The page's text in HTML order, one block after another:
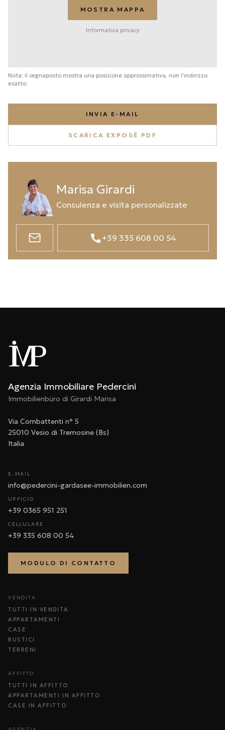
MOSTRA MAPPA
Informativa privacy
Nota: il segnaposto mostra una posizione approssimativa, non l'indirizzo
esatto.
INVIA E-MAIL
SCARICA EXPOSÉ PDF
Marisa Girardi
Consulenza e visita personalizzate
+39 335 608 00 54
Agenzia Immobiliare Pedercini
Immobilienbüro di Girardi Marisa
Via Combattenti n° 5
25010 Vesio di Tremosine (Bs)
Italia
E-MAIL
info@pedercini-gardasee-immobilien.com
UFFICIO
+39 0365 951 251
CELLULARE
+39 335 608 00 54
MODULO DI CONTATTO
VENDITA
TUTTI IN VENDITA
APPARTAMENTI
CASE
RUSTICI
TERRENI
AFFITTO
TUTTI IN AFFITTO
APPARTAMENTI IN AFFITTO
CASE IN AFFITTO